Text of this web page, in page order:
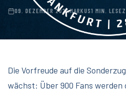
09. DEZEMBER 2024MARKUS1 MIN.
Die Vorfreude auf die
wächst: Über 900 Fans werden